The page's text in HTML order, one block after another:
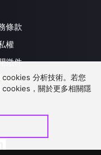
條款
權
徵件
洽談
cookies 分析技術。若您
，關於更多相關隱